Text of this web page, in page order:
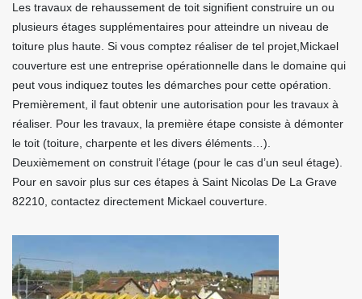
Les travaux de rehaussement de toit signifient construire un ou
plusieurs étages supplémentaires pour atteindre un niveau de
toiture plus haute. Si vous comptez réaliser de tel projet,Mickael
couverture est une entreprise opérationnelle dans le domaine qui
peut vous indiquez toutes les démarches pour cette opération.
Premièrement, il faut obtenir une autorisation pour les travaux à
réaliser. Pour les travaux, la première étape consiste à démonter
le toit (toiture, charpente et les divers éléments…).
Deuxièmement on construit l’étage (pour le cas d’un seul étage).
Pour en savoir plus sur ces étapes à Saint Nicolas De La Grave
82210, contactez directement Mickael couverture.